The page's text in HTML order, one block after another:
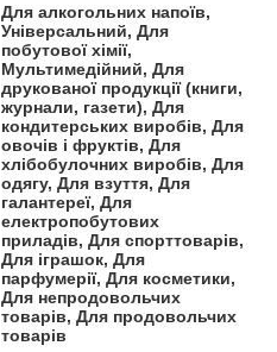
Для алкогольних напоїв,
Універсальний, Для
побутової хімії,
Мультимедійний, Для
друкованої продукції (книги,
журнали, газети), Для
кондитерських виробів, Для
овочів і фруктів, Для
хлібобулочних виробів, Для
одягу, Для взуття, Для
галантереї, Для
електропобутових
приладів, Для спорттоварів,
Для іграшок, Для
парфумерії, Для косметики,
Для непродовольчих
товарів, Для продовольчих
товарів